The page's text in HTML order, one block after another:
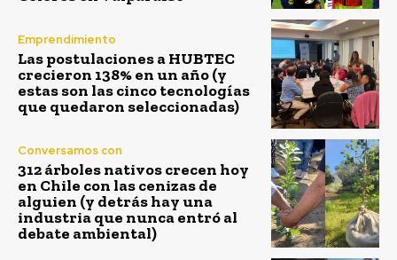
Emprendimiento
Las postulaciones a HUBTEC
crecieron 138% en un año (y
estas son las cinco tecnologías
que quedaron seleccionadas)
Conversamos con
312 árboles nativos crecen hoy
en Chile con las cenizas de
alguien (y detrás hay una
industria que nunca entró al
debate ambiental)